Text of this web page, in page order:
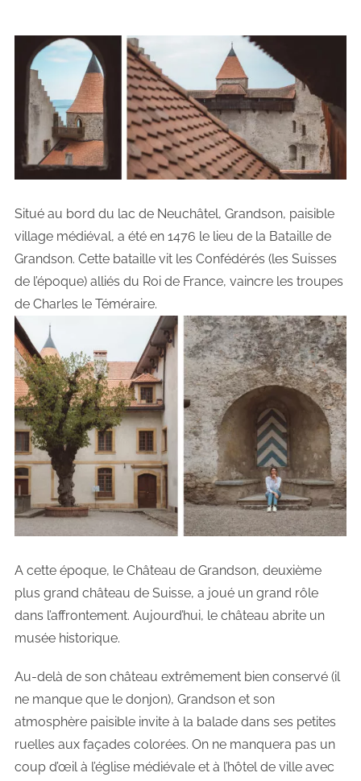
Situé au bord du lac de Neuchâtel, Grandson, paisible
village médiéval, a été en 1476 le lieu de la Bataille de
Grandson. Cette bataille vit les Confédérés (les Suisses
de l’époque) alliés du Roi de France, vaincre les troupes
de Charles le Téméraire.
A cette époque, le Château de Grandson, deuxième
plus grand château de Suisse, a joué un grand rôle
dans l’affrontement. Aujourd’hui, le château abrite un
musée historique.
Au-delà de son château extrêmement bien conservé (il
ne manque que le donjon), Grandson et son
atmosphère paisible invite à la balade dans ses petites
ruelles aux façades colorées. On ne manquera pas un
coup d’œil à l’église médiévale et à l’hôtel de ville avec